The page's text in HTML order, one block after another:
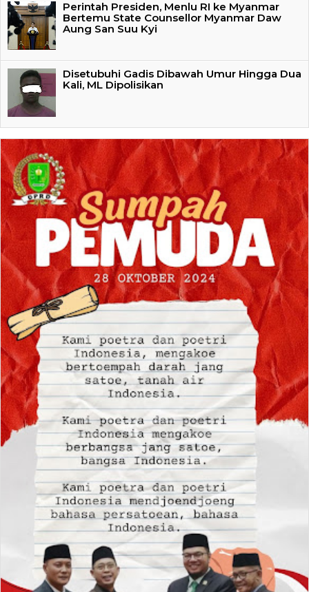
Perintah Presiden, Menlu RI ke Myanmar
Bertemu State Counsellor Myanmar Daw
Aung San Suu Kyi
Disetubuhi Gadis Dibawah Umur Hingga Dua
Kali, ML Dipolisikan